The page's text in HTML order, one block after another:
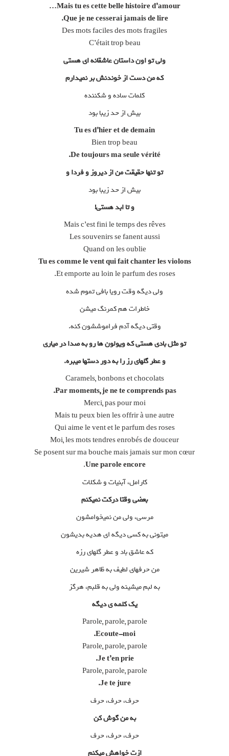
Mais tu es cette belle histoire d’amour…
Que je ne cesserai jamais de lire.
Des mots faciles des mots fragiles
C’était trop beau
ولی تو اون داستان عاشقانه ای هستی
که من دست از خوندنش بر نمیدارم
کلمات ساده و شکننده
بیش از حد زیبا بود
Tu es d’hier et de demain
Bien trop beau
De toujours ma seule vérité.
تو تنها حقیقت من از دیروز و فردا و
بیش از حد زیبا بود
و تا ابد هستی!
Mais c’est fini le temps des rêves
Les souvenirs se fanent aussi
Quand on les oublie
Tu es comme le vent qui fait chanter les violons
Et emporte au loin le parfum des roses.
ولی دیگه وقت رویا بافی تموم شده
خاطرات هم کمرنگ میشن
وقتی دیگه آدم فراموششون کنه.
تو مثل بادی هستی که ویولون ها رو به صدا در میاری
و عطر گلهای رز را به دور دستها میبره.
Caramels, bonbons et chocolats
Par moments, je ne te comprends pas.
Merci, pas pour moi
Mais tu peux bien les offrir à une autre
Qui aime le vent et le parfum des roses
Moi, les mots tendres enrobés de douceur
Se posent sur ma bouche mais jamais sur mon cœur
Une parole encore
.
کارامل، آبنیات و شکلات
بعضی وقتا درکت نمیکنم
مرسی، ولی من نمیخوامشون
میتونی به کسی دیگه ای هدیه بدیشون
که عاشق باد و عطر گلهای رزه
من حرفهای لطیف به ظاهر شیرین
به لبم میشینه ولی به قلبم، هرگز
یک کلمه ی دیگه
Parole, parole, parole
Ecoute-moi.
Parole, parole, parole
Je t’en prie.
Parole, parole, parole
Je te jure.
حرف، حرف، حرف
به من گوش کن
حرف، حرف، حرف
ازت خواهش میکنم